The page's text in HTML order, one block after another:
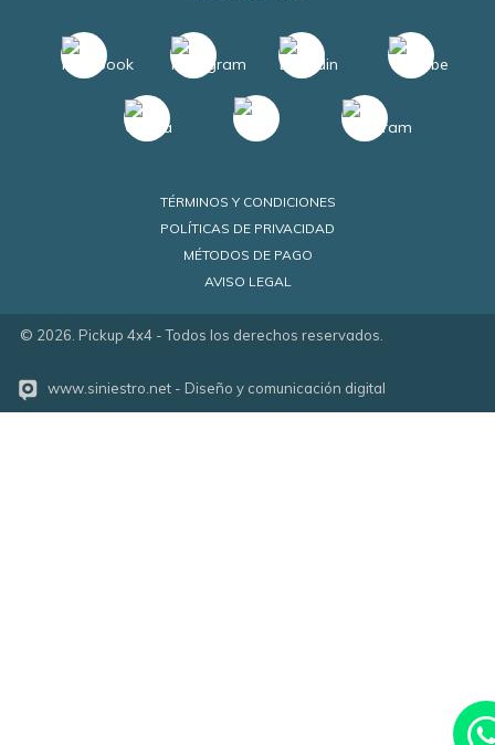
TÉRMINOS Y CONDICIONES
POLÍTICAS DE PRIVACIDAD
MÉTODOS DE PAGO
AVISO LEGAL
© 2026 . Pickup 4x4 - Todos los derechos reservados.
www.siniestro.net - Diseño y comunicación digital